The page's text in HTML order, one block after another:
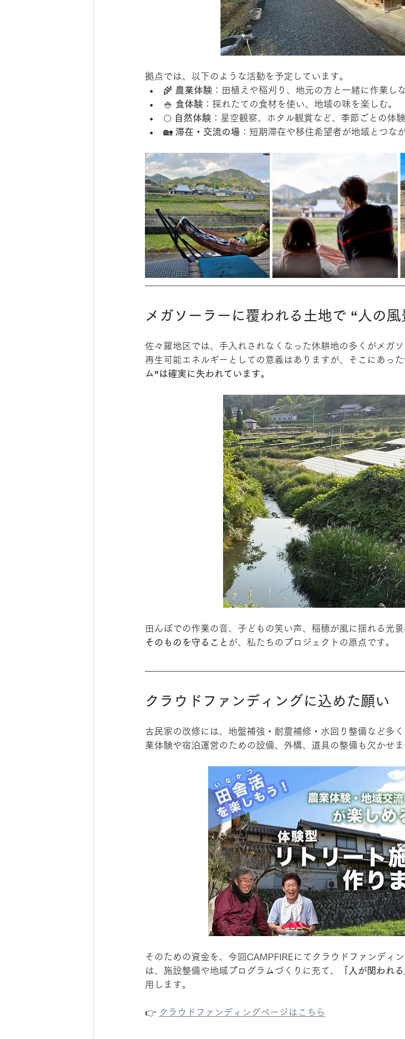
拠点では、以下のような活動を予定しています。
🌾 農業体験 ：田植えや稲刈り、地元の方と一緒に作業し
🍚 食体験 ：採れたての食材を使い、地域の味を楽しむ。
🌕 自然体験 ：星空観察、ホタル観賞など、季節ごとの体験
🏡 滞在・交流の場 ：短期滞在や移住希望者が地域とつな
メガソーラーに覆われる土地で “人の風
佐々羅地区では、手入れされなくなった休耕地の多くがメガ
再生可能エネルギーとしての意義はありますが、そこにあった
ム”は確実に失われています。
田んぼでの作業の音、子どもの笑い声、稲穂が風に揺れる光
そのものを守ること が、私たちのプロジェクトの原点です。
クラウドファンディングに込めた願い
古民家の改修には、地盤補強・耐震補修・水回り整備など多
業体験や宿泊運営のための設備、外構、道具の整備も欠かせま
そのための資金を、今回CAMPFIREにてクラウドファンディ
は、施設整備や地域プログラムづくりに充て、
「人が関われ
用します。
👉 クラウドファンディングページはこちら